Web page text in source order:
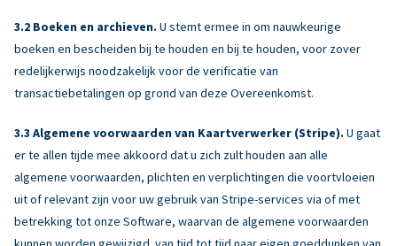
Boeken en archieven. U stemt ermee in om nauwkeurige
boeken en bescheiden bij te houden en bij te houden, voor zover
redelijkerwijs noodzakelijk voor de verificatie van
transactiebetalingen op grond van deze Overeenkomst.
Algemene voorwaarden van Kaartverwerker (Stripe). U gaat
er te allen tijde mee akkoord dat u zich zult houden aan alle
algemene voorwaarden, plichten en verplichtingen die voortvloeien
uit of relevant zijn voor uw gebruik van Stripe-services via of met
betrekking tot onze Software, waarvan de algemene voorwaarden